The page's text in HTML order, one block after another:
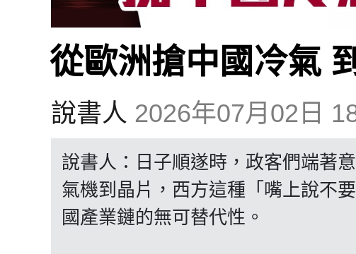
從歐洲搶中國冷氣
說書人 2026年07月02日
說書人：日子順遂時，政客們端著
氣機到晶片，西方這種「嘴上說不
國產業鏈的無可替代性。